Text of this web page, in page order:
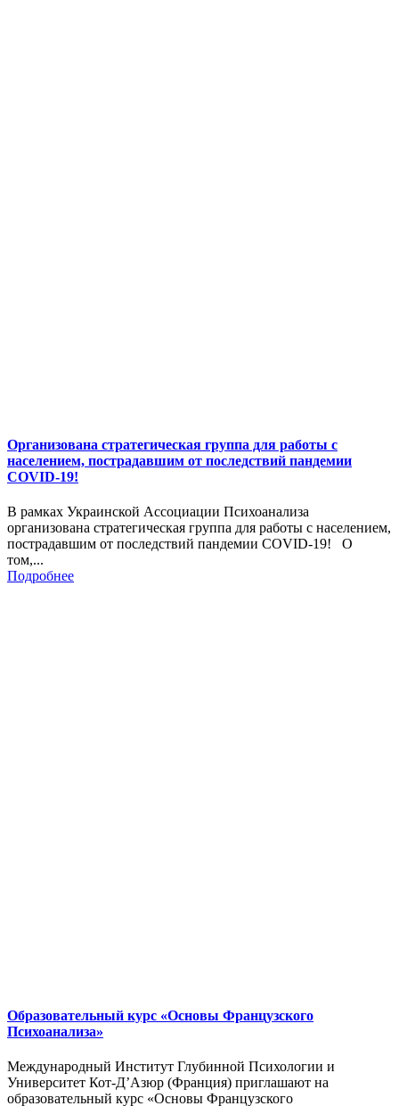
Организована стратегическая группа для работы с
населением, пострадавшим от последствий пандемии
COVID-19!
В рамках Украинской Ассоциации Психоанализа
организована стратегическая группа для работы с населением,
пострадавшим от последствий пандемии COVID-19! О
том,...
Подробнее
Образовательный курс «Основы Французского
Психоанализа»
Международный Институт Глубинной Психологии и
Университет Кот-Д’Азюр (Франция) приглашают на
образовательный курс «Основы Французского